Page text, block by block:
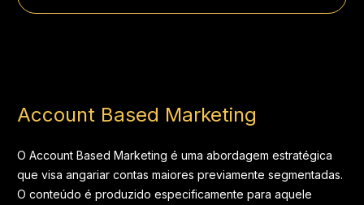
Account Based Marketing
O Account Based Marketing é uma abordagem estratégica
que visa angariar contas maiores previamente segmentadas.
O conteúdo é produzido especificamente para aquele